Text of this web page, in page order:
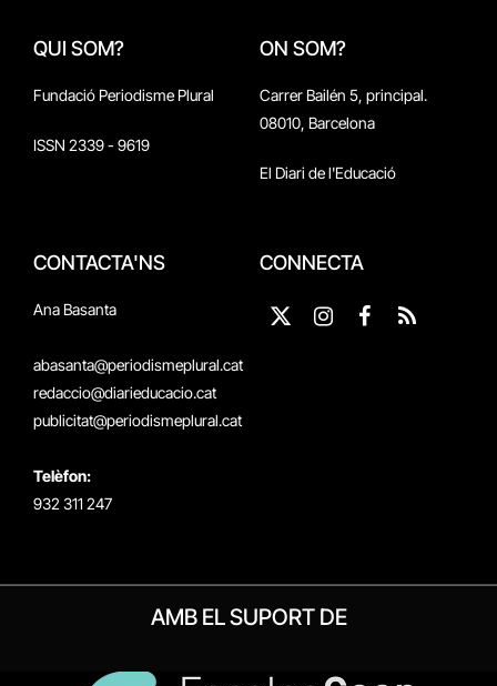
QUI SOM?
Fundació Periodisme Plural
ISSN 2339 - 9619
ON SOM?
Carrer Bailén 5, principal.
08010, Barcelona
El Diari de l'Educació
CONTACTA'NS
Ana Basanta
abasanta@periodismeplural.cat
redaccio@diarieducacio.cat
publicitat@periodismeplural.cat
Telèfon:
932 311 247
CONNECTA
X
Instagram
Facebook
RSS
AMB EL SUPORT DE